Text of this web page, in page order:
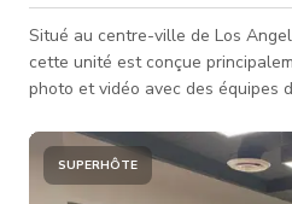
Situé au centre-ville de Los
cette unité est conçue
photo et vidéo avec des équipes
immense quantité de lumière,
l'espace. Il y a aussi un espace
coiffeurs et maquilleurs, ainsi
SUPERHÔTE